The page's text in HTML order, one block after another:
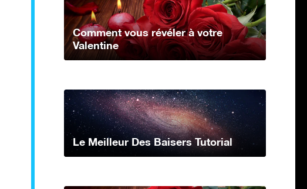
Comment vous révéler à votre
Valentine
Le Meilleur Des Baisers Tutorial